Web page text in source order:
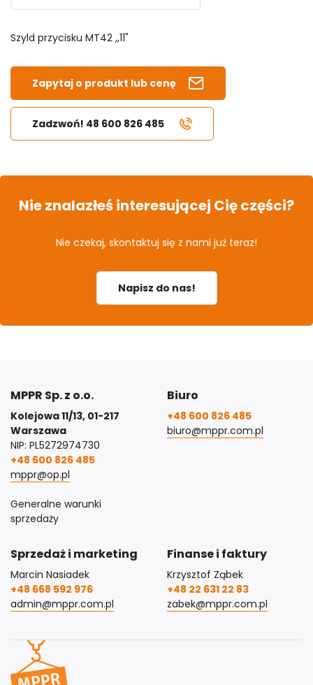
Szyld przycisku MT42 ,,11"
Zapytaj o produkt lub cenę
Zadzwoń! 48 600 826 485
Nie znalazłeś interesującej Cię części?
Nie czekaj, skontaktuj się z nami już teraz!
Napisz do nas!
MPPR Sp. z o.o.
Kolejowa 11/13, 01-217
Warszawa
NIP: PL5272974730
+48 600 826 485
mppr@op.pl
Generalne warunki
sprzedaży
Biuro
+48 600 826 485
biuro@mppr.com.pl
Sprzedaż i marketing
Marcin Nasiadek
+48 668 592 976
admin@mppr.com.pl
Finanse i faktury
Krzysztof Ząbek
+48 22 631 22 83
zabek@mppr.com.pl